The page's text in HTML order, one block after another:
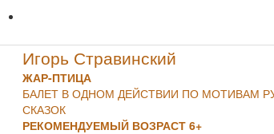
Игорь Стравинский
ЖАР-ПТИЦА
БАЛЕТ В ОДНОМ ДЕЙСТВИИ ПО МОТИВАМ
СКАЗОК
РЕКОМЕНДУЕМЫЙ ВОЗРАСТ 6+